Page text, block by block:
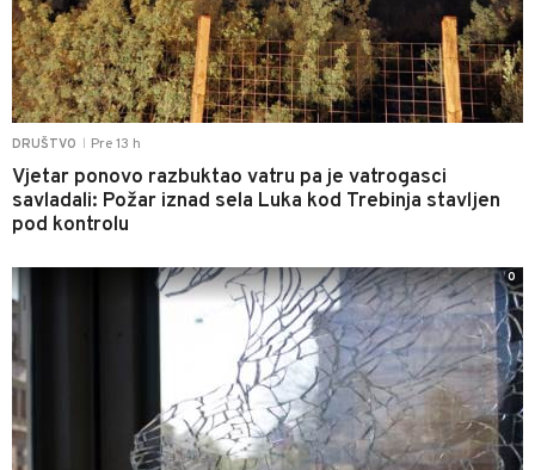
DRUŠTVO Pre 13 h
Vjetar ponovo razbuktao vatru pa je vatrogasci
savladali: Požar iznad sela Luka kod Trebinja stavljen
pod kontrolu
0